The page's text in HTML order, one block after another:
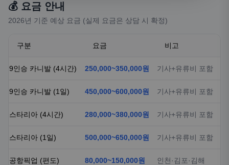
💰 요금 안내
2026년 기준 예상 요금 (실제 요금은 상담 시 확정)
구분 요금 비고
9인승 카니발 (4시간) 250,000~350,000원 기사+유류비 포함
9인승 카니발 (1일) 450,000~600,000원 기사+유류비 포함
스타리아 (4시간) 280,000~380,000원 기사+유류비 포함
스타리아 (1일) 500,000~650,000원 기사+유류비 포함
공항픽업 (편도) 80,000~150,000원 인천·김포·김해